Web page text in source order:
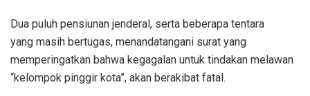
Dua puluh pensiunan jenderal, serta beberapa tentara
yang masih bertugas, menandatangani surat yang
memperingatkan bahwa kegagalan untuk tindakan melawan
“kelompok pinggir kota”, akan berakibat fatal.